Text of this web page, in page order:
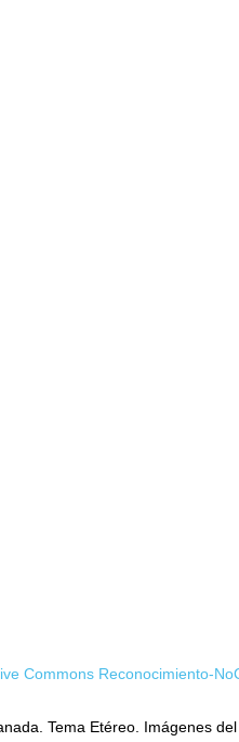
Commons Reconocimiento-
Tema Etéreo. Imágenes